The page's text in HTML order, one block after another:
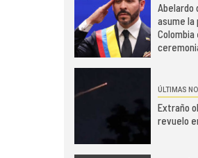
Abelardo
asume la
Colombia
ÚLTIMAS
Extraño
revuelo